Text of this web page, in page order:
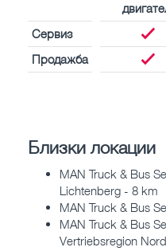
Сервиз
Продажба
Близки локации
MAN Truck & Bus
Lichtenberg - 8 km
MAN Truck & Bus
MAN Truck & Bus
Vertriebsregion